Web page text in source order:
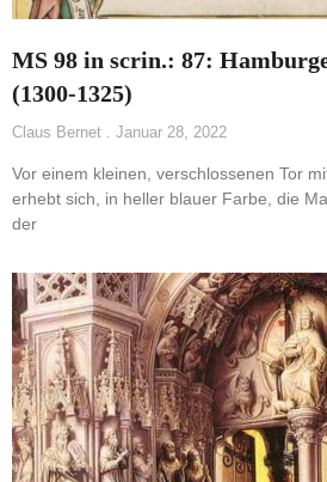
MS 98 in scrin.: 87:
(1300-1325)
Claus Bernet Januar 28, 2022
Vor einem kleinen, verschlossenen Tor
erhebt sich, in heller blauer Farbe, die
der